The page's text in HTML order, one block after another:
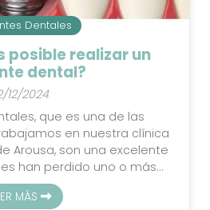
posible realizar un
dental?
12/2024
Dentales
que es una de las
en nuestra clínica
Arousa, son una excelente
han perdido uno o más
que no siempre es posible
En este artículo, desde
MÁS